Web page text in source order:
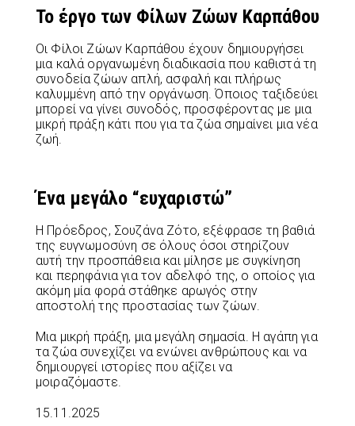
Το έργο των Φίλων Ζώων Καρπάθου
Οι Φίλοι Ζώων Καρπάθου έχουν δημιουργήσει
μια καλά οργανωμένη διαδικασία που καθιστά τη
συνοδεία ζώων απλή, ασφαλή και πλήρως
καλυμμένη από την οργάνωση. Όποιος ταξιδεύει
μπορεί να γίνει συνοδός, προσφέροντας με μια
μικρή πράξη κάτι που για τα ζώα σημαίνει μια νέα
ζωή.
Ένα μεγάλο “ευχαριστώ”
Η Πρόεδρος, Σουζάνα Ζότο, εξέφρασε τη βαθιά
της ευγνωμοσύνη σε όλους όσοι στηρίζουν
αυτή την προσπάθεια και μίλησε με συγκίνηση
και περηφάνια για τον αδελφό της, ο οποίος για
ακόμη μία φορά στάθηκε αρωγός στην
αποστολή της προστασίας των ζώων.
Μια μικρή πράξη, μια μεγάλη σημασία. Η αγάπη για
τα ζώα συνεχίζει να ενώνει ανθρώπους και να
δημιουργεί ιστορίες που αξίζει να
μοιραζόμαστε.
15.11.2025